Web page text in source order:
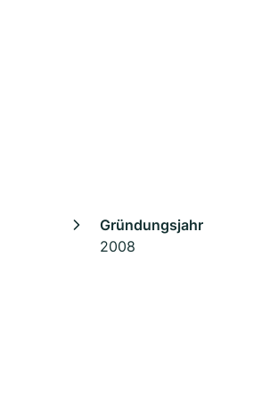
Gründungsjahr
2008